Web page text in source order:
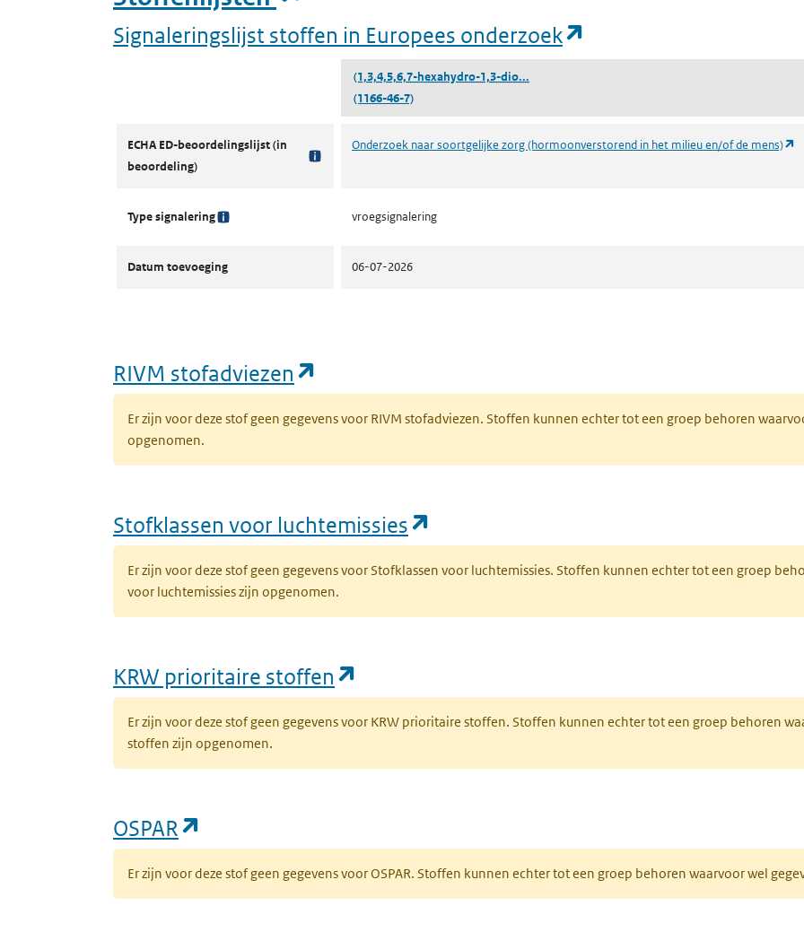
Signaleringslijst stoffen in Europees onderzoek
(1,3,4,5,6,7-hexahydro-1,3-dio...
(1166-46-7)
ECHA ED-beoordelingslijst (in
beoordeling)
Onderzoek naar soortgelijke zorg (hormoonverstorend in het milieu en/of de mens)
Type signalering vroegsignalering
Datum toevoeging 06-07-2026
RIVM stofadviezen
Er zijn voor deze stof geen gegevens voor RIVM stofadviezen. Stoffen kunnen echter tot een groep behoren
opgenomen.
Stofklassen voor luchtemissies
Er zijn voor deze stof geen gegevens voor Stofklassen voor luchtemissies. Stoffen kunnen echter tot een groep
voor luchtemissies zijn opgenomen.
KRW prioritaire stoffen
Er zijn voor deze stof geen gegevens voor KRW prioritaire stoffen. Stoffen kunnen echter tot een groep behoren
stoffen zijn opgenomen.
OSPAR
Er zijn voor deze stof geen gegevens voor OSPAR. Stoffen kunnen echter tot een groep behoren waarvoor wel